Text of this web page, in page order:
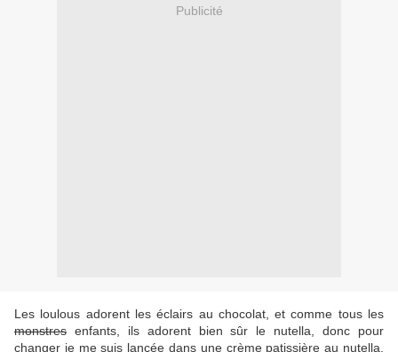
Publicité
Les loulous adorent les éclairs au chocolat, et comme tous les
monstres enfants, ils adorent bien sûr le nutella, donc pour
changer je me suis lancée dans une crème patissière au nutella,